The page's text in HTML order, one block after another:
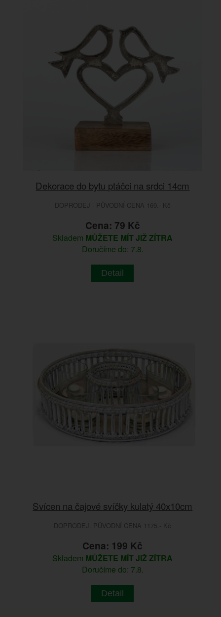
Dekorace do bytu ptáčci na srdci 14cm
DOPRODEJ - PŮVODNÍ CENA 169.- Kč
Cena: 79 Kč
Skladem MŮŽETE MÍT JIŽ ZÍTRA
Doručíme do: 7.8.
Detail
Svícen na čajové svíčky kulatý 40x10cm
DOPRODEJ. PŮVODNÍ CENA 1175.- Kč
Cena: 199 Kč
Skladem MŮŽETE MÍT JIŽ ZÍTRA
Doručíme do: 7.8.
Detail